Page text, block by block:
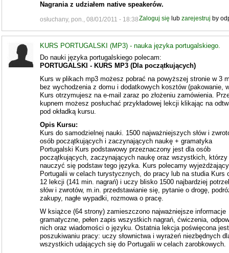
Nagrania z udziałem native speakerów.
Zaloguj się lub zarejestruj by
osłuchany, pon., 08/01/2011 - 18:38
KURS PORTUGALSKI (MP3) - nauka języka portugalskiego.
Do nauki języka portugalskiego polecam:
PORTUGALSKI - KURS MP3 (Dla początkujących)
Kurs w plikach mp3 możesz pobrać na powyższej stronie w 3
bez wychodzenia z domu i dodatkowych kosztów (pakowanie,
Kurs otrzymujesz na e-mail zaraz po złożeniu zamówienia.
kupnem możesz posłuchać przykładowej lekcji klikając na
pod okładką kursu.
Opis Kursu:
Kurs do samodzielnej nauki. 1500 najważniejszych słów i
osób początkujących i zaczynających naukę + gramatyka
Portugalski Kurs podstawowy przeznaczony jest dla osób
początkujących, zaczynających naukę oraz wszystkich, którzy
nauczyć się podstaw tego języka. Kurs polecamy
Portugalii w celach turystycznych, do pracy lub na studia Kurs
12 lekcji (141 min. nagrań) i uczy blisko 1500 najbardziej
słów i zwrotów, m.in. przedstawianie się, pytanie o drogę,
zakupy, nagłe wypadki, rozmowa o pracę.
W książce (64 strony) zamieszczono najważniejsze informacje
gramatyczne, pełen zapis wszystkich nagrań, ćwiczenia,
nich oraz wiadomości o języku. Ostatnia lekcja poświęcona jest
poszukiwaniu pracy: uczy słownictwa i wyrażeń niezbędnych
wszystkich udających się do Portugalii w celach zarobkowych.